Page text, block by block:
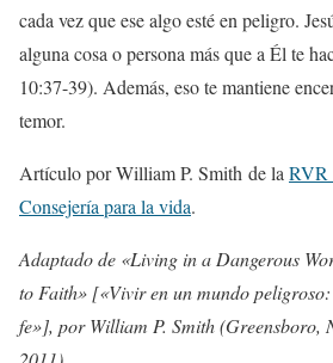
cada vez que ese algo esté en peligro.
alguna cosa o persona más que a Él te
10:37-39). Además, eso te mantiene
temor.
Artículo por William P. Smith de la RVR
Consejería para la vida.
Adaptado de «Living in a Dangerous
to Faith» [«Vivir en un mundo
fe»], por William P. Smith (Greensboro,